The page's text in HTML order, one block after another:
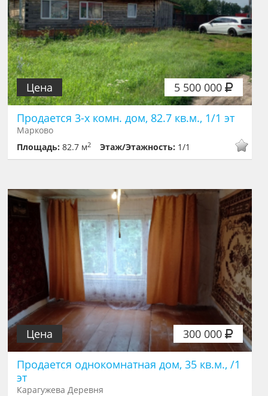
5 500 000
Цена
Продается 3-х комн. дом, 82.7 кв.м., 1/1 эт
Марково
Площадь:82.7 м2 Этаж/Этажность: 1/1
300 000
Цена
Продается однокомнатная дом, 35 кв.м., /1
эт
Карагужева Деревня